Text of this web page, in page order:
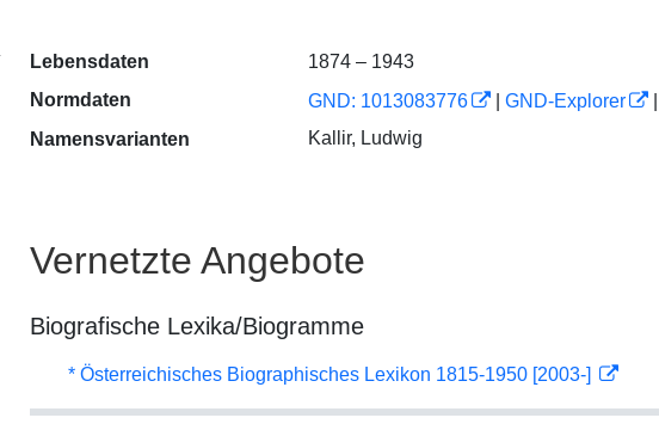
Lebensdaten
1874 – 1943
Normdaten
GND: 1013083776 GND-Explorer
Namensvarianten
Kallir, Ludwig
Vernetzte Angebote
Biografische Lexika/Biogramme
* Österreichisches Biographisches Lexikon 1815-1950 [2003-]